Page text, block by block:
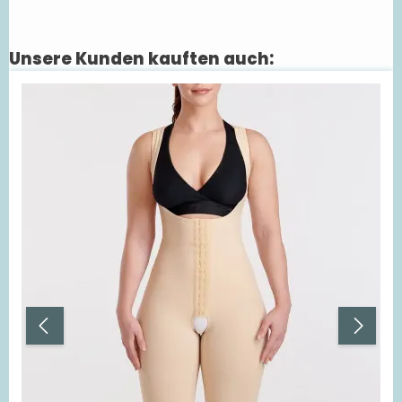
Produktgalerie überspringen
Unsere Kunden kauften auch: